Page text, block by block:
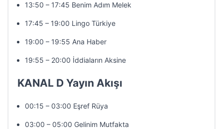
13:50 – 17:45 Benim Adım Melek
17:45 – 19:00 Lingo Türkiye
19:00 – 19:55 Ana Haber
19:55 – 20:00 İddiaların Aksine
KANAL D Yayın Akışı
00:15 – 03:00 Eşref Rüya
03:00 – 05:00 Gelinim Mutfakta